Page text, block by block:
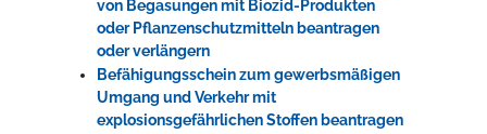
von Begasungen mit Biozid-Produkten
oder Pflanzenschutzmitteln beantragen
oder verlängern
Befähigungsschein zum gewerbsmäßigen
Umgang und Verkehr mit
explosionsgefährlichen Stoffen beantragen